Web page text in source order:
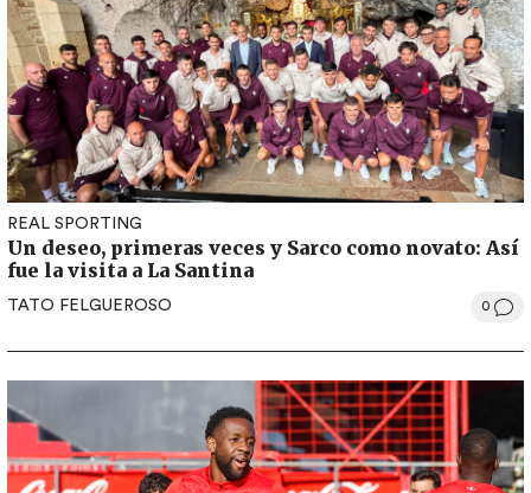
REAL SPORTING
Un deseo, primeras veces y Sarco como novato: Así
fue la visita a La Santina
TATO FELGUEROSO 0